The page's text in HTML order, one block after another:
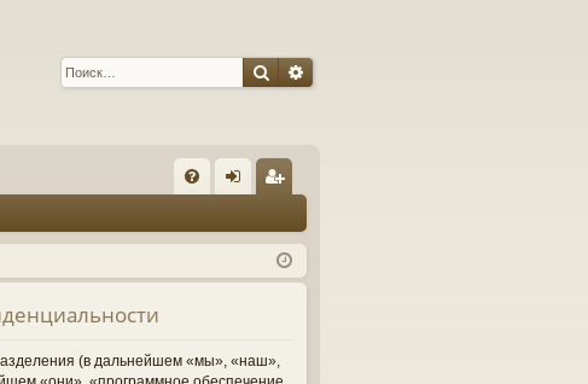
ПоискРасширенный поиск
Q д ис
тр
ия
(в дальнейшем «мы», «наш»,